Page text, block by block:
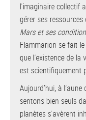
l’imaginaire collectif
gérer ses
Mars et ses
Flammarion se fait
que l’existence de la
est scientifiquement
Aujourd’hui, à
sentons bien seuls
planètes s’avèrent